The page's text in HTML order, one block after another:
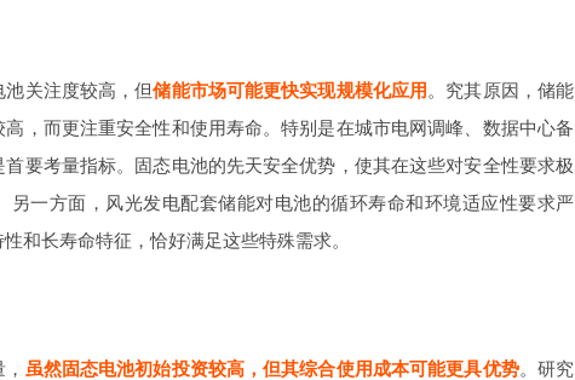
池关注度较高，但储能市场可能更快实现规模化应用 。究其原因，储能
，而更注重安全性和使用寿命。特别是在城市电网调峰、数据中心备
要考量指标。固态电池的先天安全优势，使其在这些对安全性要求极
另一方面，风光发电配套储能对电池的循环寿命和环境适应性要求严
和长寿命特征，恰好满足这些特殊需求。
虽然固态电池初始投资较高，但其综合使用成本可能更具优势。研究